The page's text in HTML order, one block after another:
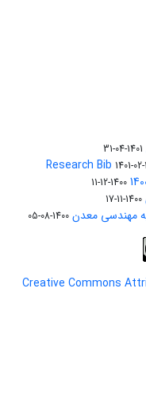
1401-04-31
1401-
1400-12-11
1400-11-17
مهندسی معدن 1400-08-05
Creative Commons